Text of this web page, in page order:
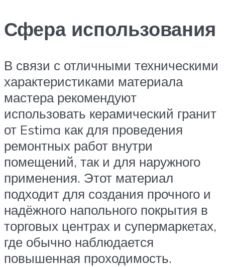
Сфера использования
В связи с отличными техническими
характеристиками материала
мастера рекомендуют
использовать керамический гранит
от Estima как для проведения
ремонтных работ внутри
помещений, так и для наружного
применения. Этот материал
подходит для создания прочного и
надёжного напольного покрытия в
торговых центрах и супермаркетах,
где обычно наблюдается
повышенная проходимость.